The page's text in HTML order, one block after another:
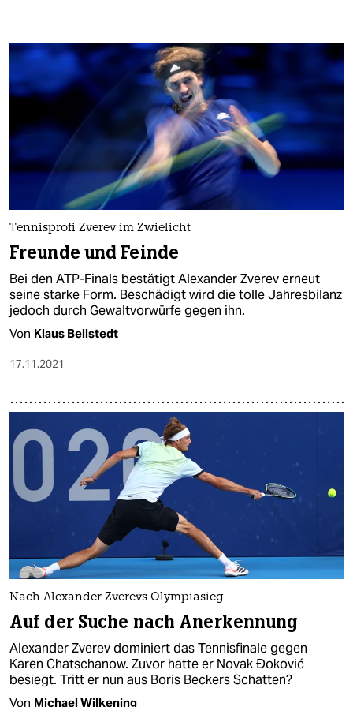
Tennisprofi Zverev im Zwielicht
Freunde und Feinde
Bei den ATP-Finals bestätigt Alexander Zverev erneut
seine starke Form. Beschädigt wird die tolle Jahresbilanz
jedoch durch Gewaltvorwürfe gegen ihn.
Von Klaus Bellstedt
17.11.2021
Nach Alexander Zverevs Olympiasieg
Auf der Suche nach Anerkennung
Alexander Zverev dominiert das Tennisfinale gegen
Karen Chatschanow. Zuvor hatte er Novak Đoković
besiegt. Tritt er nun aus Boris Beckers Schatten?
Von Michael Wilkening